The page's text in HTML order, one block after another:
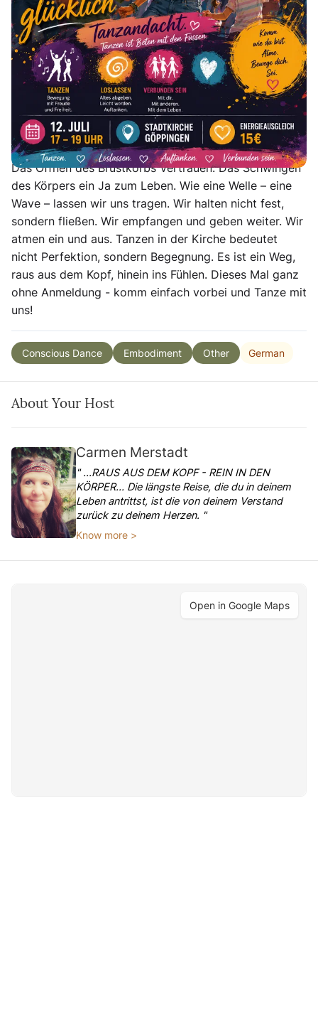
mit dem ThemaTanzen & Loslassen.
Tanzen in der Kirche ist mehr als Bewegung. Es ist
Gebet mit dem ganzen Körper. *Tanzen ist "beten mit
den Füssen". Im Tanz können und dürfen wir loslassen:
Erwartungen, Sorgen, Kontrolle. Denn, wir müssen
nichts leisten, nichts darstellen. Wir dürfen einfach da
sein – so wie wir sind. Jede Bewegung wird zu einem
Körpergebet. Das Heben der Arme kann Hingabe sein.
Das Öffnen des Brustkorbs Vertrauen. Das Schwingen
des Körpers ein Ja zum Leben. Wie eine Welle – eine
Wave – lassen wir uns tragen. Wir halten nicht fest,
sondern fließen. Wir empfangen und geben weiter. Wir
atmen ein und aus. Tanzen in der Kirche bedeutet
nicht Perfektion, sondern Begegnung. Es ist ein Weg,
raus aus dem Kopf, hinein ins Fühlen. Dieses Mal ganz
ohne Anmeldung - komm einfach vorbei und Tanze mit
uns!
Conscious Dance Embodiment Other German
About Your Host
Carmen Merstadt
" ...RAUS AUS DEM KOPF - REIN IN DEN
KÖRPER... Die längste Reise, die du in deinem
Leben antrittst, ist die von deinem Verstand
zurück zu deinem Herzen. "
Know more >
Open in Google Maps